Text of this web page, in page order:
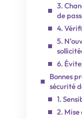
3.
de
4.
5.
6.
Bonnes
sécurité
1.
2. Mise